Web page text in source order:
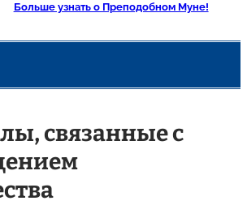
Больше узнать о Преподобном Муне!
связанные с